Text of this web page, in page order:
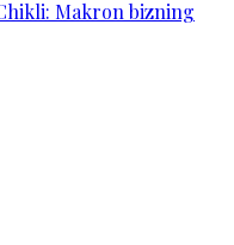
Makron bizning